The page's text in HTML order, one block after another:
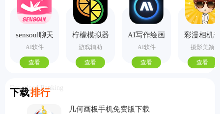
sensoul聊天
AI软件
查看
柠檬模拟器
手机版
游戏辅助
查看
AI写作绘画
视频PPT助
手
AI软件
查看
彩漫相机
业版
摄影美颜
查看
下载排行
Download Ranking
几何画板手机免费版下载